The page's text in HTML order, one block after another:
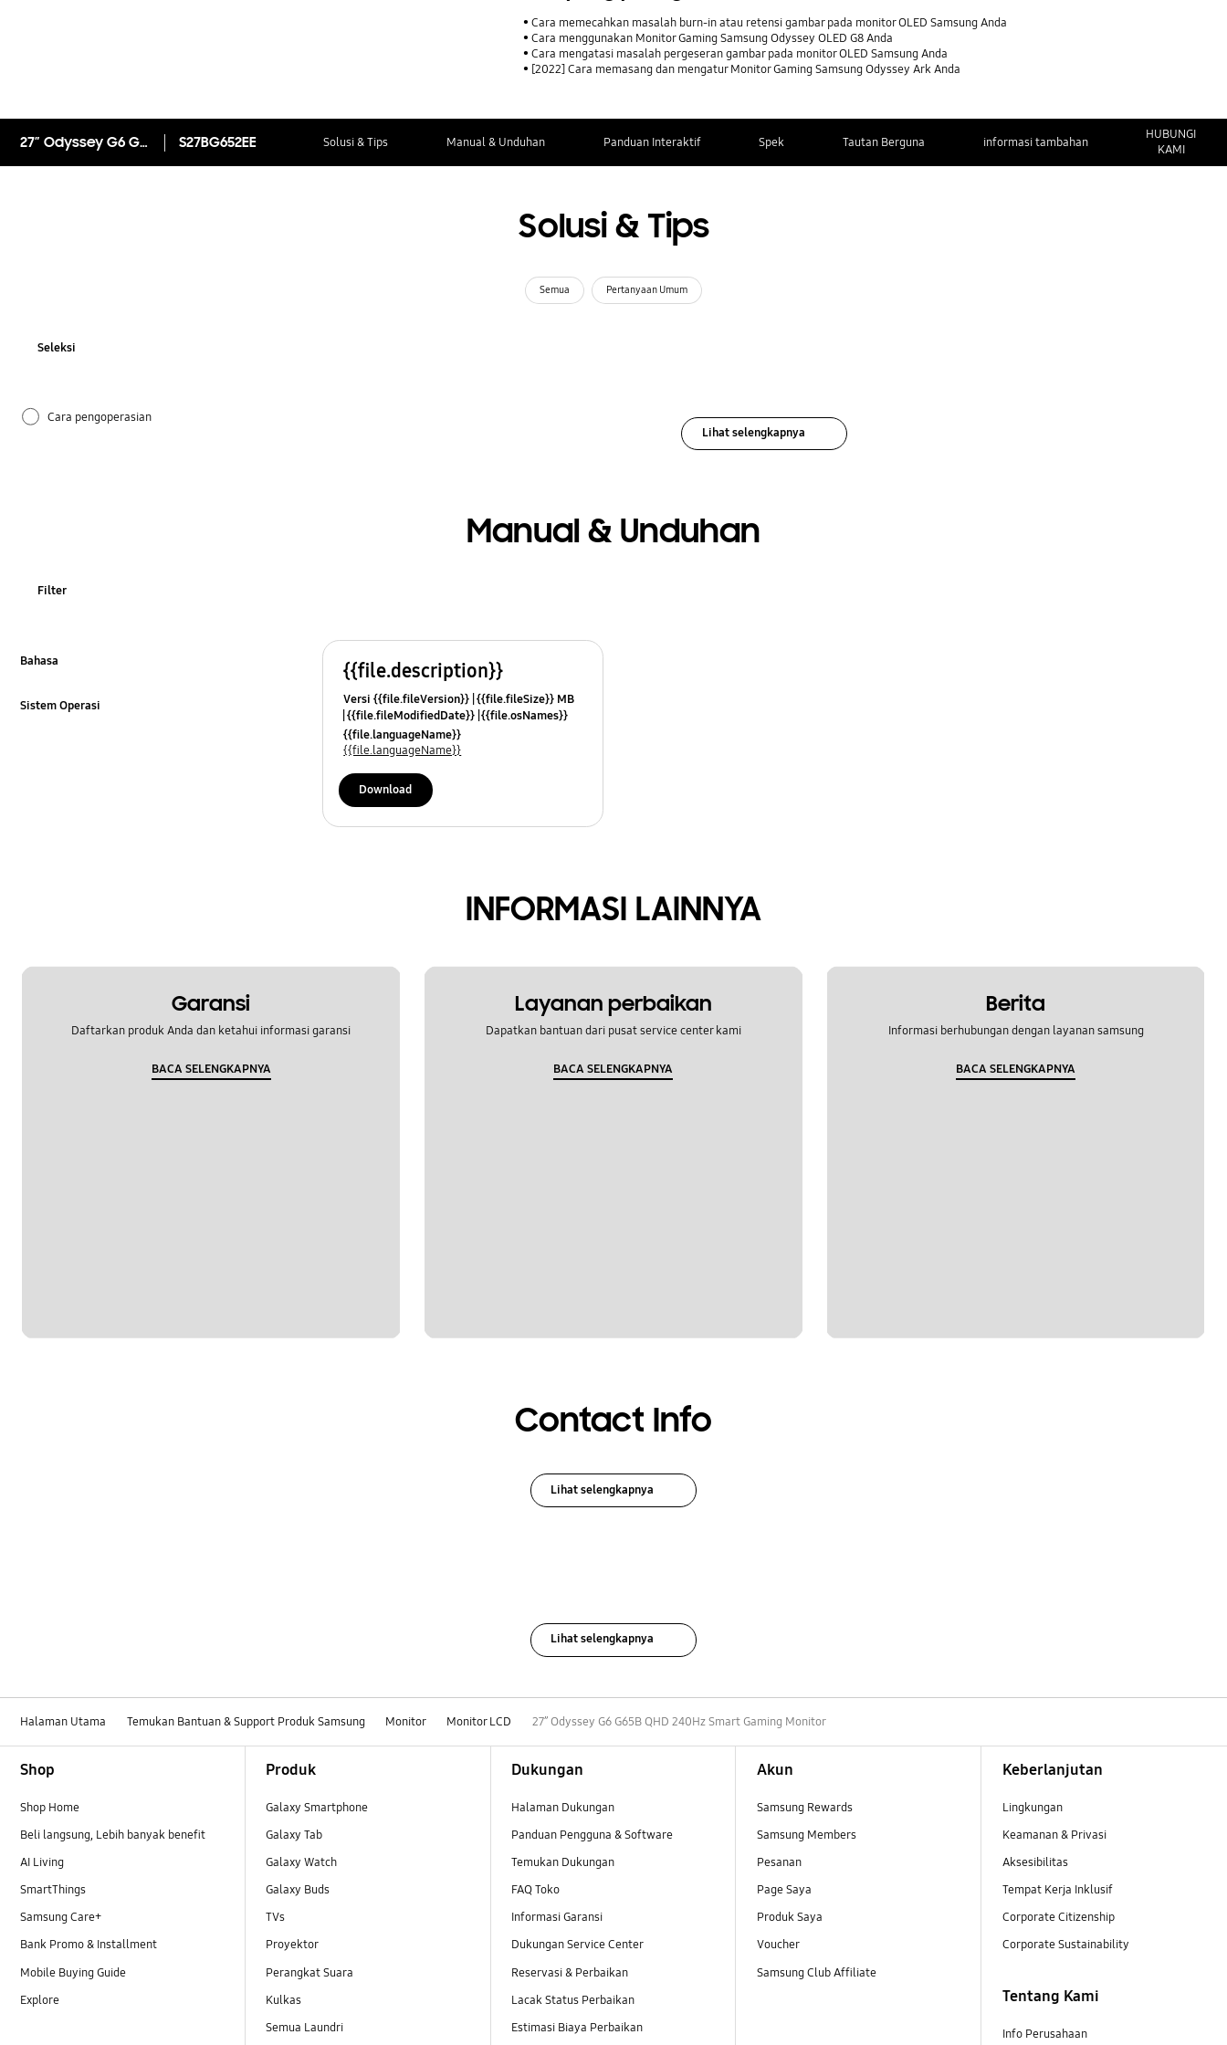
Cara memecahkan masalah burn-in atau retensi gambar pada monitor OLED Samsung Anda
Cara menggunakan Monitor Gaming Samsung Odyssey OLED G8 Anda
Cara mengatasi masalah pergeseran gambar pada monitor OLED Samsung Anda
[2022] Cara memasang dan mengatur Monitor Gaming Samsung Odyssey Ark Anda
27” Odyssey G6 G65B QHD 240Hz Smart Gaming Monitor S27BG652EE Solusi & Tips Manual & Unduhan Panduan Interaktif Spek Tautan Berguna informasi tambahan
HUBUNGI
KAMI
Solusi & Tips
Semua Pertanyaan Umum
Seleksi
Cara pengoperasian
Lihat selengkapnya
Manual & Unduhan
Filter
Bahasa
Sistem Operasi
{{file.description}}
Versi {{file.fileVersion}} {{file.fileSize}} MB
{{file.fileModifiedDate}} {{file.osNames}}
{{file.languageName}}
{{file.languageName}}
Download
INFORMASI LAINNYA
Garansi
Daftarkan produk Anda dan ketahui informasi garansi
BACA SELENGKAPNYA
Layanan perbaikan
Dapatkan bantuan dari pusat service center kami
BACA SELENGKAPNYA
Berita
Informasi berhubungan dengan layanan samsung
BACA SELENGKAPNYA
Contact Info
Lihat selengkapnya
Lihat selengkapnya
Halaman Utama Temukan Bantuan & Support Produk Samsung Monitor Monitor LCD 27” Odyssey G6 G65B QHD 240Hz Smart Gaming Monitor
Shop
Shop Home
Beli langsung, Lebih banyak benefit
AI Living
SmartThings
Samsung Care+
Bank Promo & Installment
Mobile Buying Guide
Explore
Produk
Galaxy Smartphone
Galaxy Tab
Galaxy Watch
Galaxy Buds
TVs
Proyektor
Perangkat Suara
Kulkas
Semua Laundri
Dukungan
Halaman Dukungan
Panduan Pengguna & Software
Temukan Dukungan
FAQ Toko
Informasi Garansi
Dukungan Service Center
Reservasi & Perbaikan
Lacak Status Perbaikan
Estimasi Biaya Perbaikan
Akun
Samsung Rewards
Samsung Members
Pesanan
Page Saya
Produk Saya
Voucher
Samsung Club Affiliate
Keberlanjutan
Lingkungan
Keamanan & Privasi
Aksesibilitas
Tempat Kerja Inklusif
Corporate Citizenship
Corporate Sustainability
Tentang Kami
Info Perusahaan